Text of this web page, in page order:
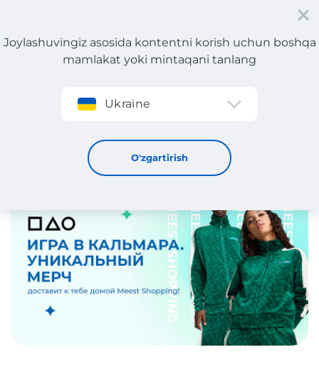
Roʻyxatdan oʻtish
Joylashuvingiz asosida kontentni korish uchun boshqa
mamlakat yoki mintaqani tanlang
Ukraine
O'zgartirish
Squid game(Kalmay o'yinu): O'zbekistonda topa
olmaydigan noyob tovar!